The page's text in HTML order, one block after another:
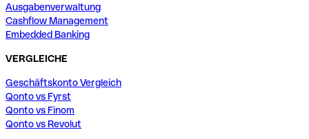
Ausgabenverwaltung
Cashflow Management
Embedded Banking
VERGLEICHE
Geschäftskonto Vergleich
Qonto vs Fyrst
Qonto vs Finom
Qonto vs Revolut